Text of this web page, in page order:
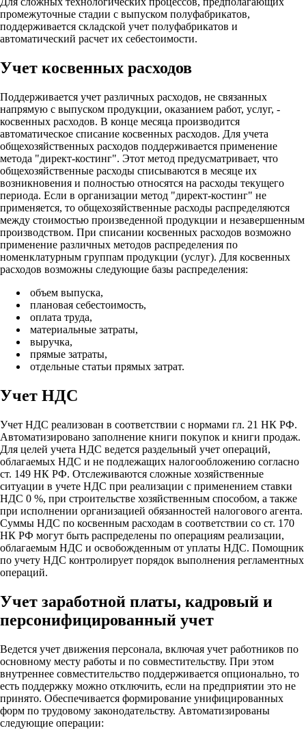
промежуточные стадии с выпуском полуфабрикатов,
поддерживается складской учет полуфабрикатов и
автоматический расчет их себестоимости.
Учет косвенных расходов
Поддерживается учет различных расходов, не связанных
напрямую с выпуском продукции, оказанием работ, услуг, -
косвенных расходов. В конце месяца производится
автоматическое списание косвенных расходов. Для учета
общехозяйственных расходов поддерживается применение
метода "директ-костинг". Этот метод предусматривает, что
общехозяйственные расходы списываются в месяце их
возникновения и полностью относятся на расходы текущего
периода. Если в организации метод "директ-костинг" не
применяется, то общехозяйственные расходы распределяются
между стоимостью произведенной продукции и незавершенным
производством. При списании косвенных расходов возможно
применение различных методов распределения по
номенклатурным группам продукции (услуг). Для косвенных
расходов возможны следующие базы распределения:
объем выпуска,
плановая себестоимость,
оплата труда,
материальные затраты,
выручка,
прямые затраты,
отдельные статьи прямых затрат.
Учет НДС
Учет НДС реализован в соответствии с нормами гл. 21 НК РФ.
Автоматизировано заполнение книги покупок и книги продаж.
Для целей учета НДС ведется раздельный учет операций,
облагаемых НДС и не подлежащих налогообложению согласно
ст. 149 НК РФ. Отслеживаются сложные хозяйственные
ситуации в учете НДС при реализации с применением ставки
НДС 0 %, при строительстве хозяйственным способом, а также
при исполнении организацией обязанностей налогового агента.
Суммы НДС по косвенным расходам в соответствии со ст. 170
НК РФ могут быть распределены по операциям реализации,
облагаемым НДС и освобожденным от уплаты НДС. Помощник
по учету НДС контролирует порядок выполнения регламентных
операций.
Учет заработной платы, кадровый и
персонифицированный учет
Ведется учет движения персонала, включая учет работников по
основному месту работы и по совместительству. При этом
внутреннее совместительство поддерживается опционально, то
есть поддержку можно отключить, если на предприятии это не
принято. Обеспечивается формирование унифицированных
форм по трудовому законодательству. Автоматизированы
следующие операции: